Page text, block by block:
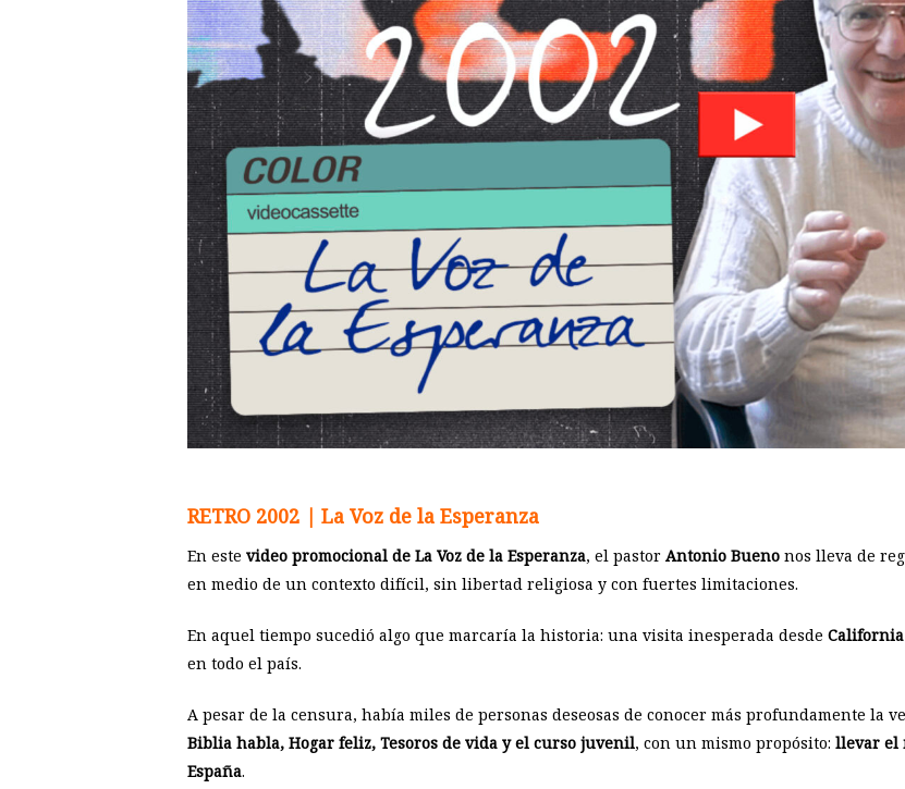
RETRO 2002 | La Voz de la Esperanza
En este video promocional de La Voz de la Esperanza, el pastor Antonio Bueno nos lleva de
en medio de un contexto difícil, sin libertad religiosa y con fuertes limitaciones.
En aquel tiempo sucedió algo que marcaría la historia: una visita inesperada desde California
en todo el país.
A pesar de la censura, había miles de personas deseosas de conocer más profundamente la
Biblia habla, Hogar feliz, Tesoros de vida y el curso juvenil, con un mismo propósito: llevar el
España.